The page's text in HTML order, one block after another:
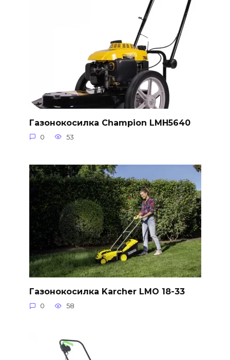
Газонокосилка Champion LMH5640
0 53
Газонокосилка Karcher LMO 18-33
0 58